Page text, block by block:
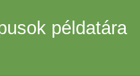
példatára